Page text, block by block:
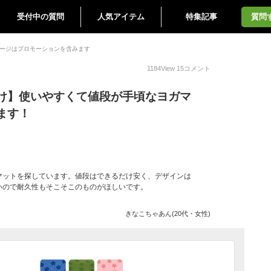
受付中の質問 人気アイテム 特集記事 質問
ジはプロモーションを含みます
1184View 15コメント
】使いやすくて値段が手頃なヨガマ
す！
トを探しています。値段はできるだけ安く、デザインは
で耐久性もそこそこのものがほしいです。
きなこちゃあん(20代・女性)